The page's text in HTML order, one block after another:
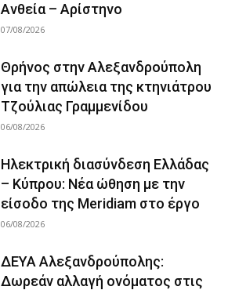
Ανθεία – Αρίστηνο
07/08/2026
Θρήνος στην Αλεξανδρούπολη
για την απώλεια της κτηνιάτρου
Τζούλιας Γραμμενίδου
06/08/2026
Ηλεκτρική διασύνδεση Ελλάδας
– Κύπρου: Νέα ώθηση με την
είσοδο της Meridiam στο έργο
06/08/2026
ΔΕΥΑ Αλεξανδρούπολης:
Δωρεάν αλλαγή ονόματος στις